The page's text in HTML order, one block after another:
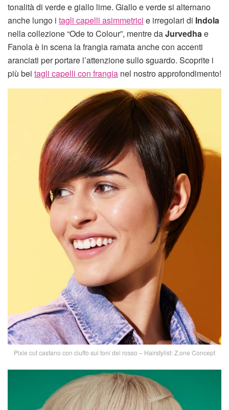
tonalità di verde e giallo lime. Giallo e verde si alternano
anche lungo i tagli capelli asimmetrici e irregolari di Indola
nella collezione “Ode to Colour”, mentre daJurvedha e
Fanola è in scena la frangia ramata anche con accenti
aranciati per portare l’attenzione sullo sguardo. Scoprite i
più bei tagli capelli con frangia nel nostro approfondimento!
Pixie cut castano con ciuffo sui toni del rosso – Hairstylist: Z.one Concept